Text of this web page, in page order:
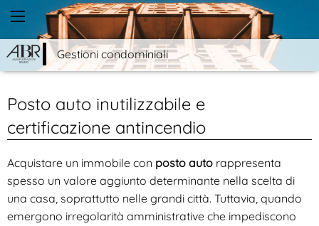
Gestioni condominiali
Posto auto inutilizzabile e
certificazione antincendio
Acquistare un immobile con posto auto rappresenta
spesso un valore aggiunto determinante nella scelta di
una casa, soprattutto nelle grandi città. Tuttavia, quando
emergono irregolarità amministrative che impediscono